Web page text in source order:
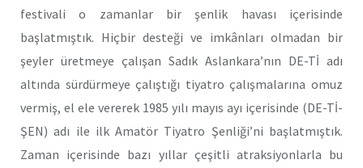
festivali o zamanlar bir şenlik havası içerisinde
başlatmıştık. Hiçbir desteği ve imkânları olmadan bir
şeyler üretmeye çalışan Sadık Aslankara’nın DE-Tİ adı
altında sürdürmeye çalıştığı tiyatro çalışmalarına omuz
vermiş, el ele vererek 1985 yılı mayıs ayı içerisinde (DE-Tİ-
ŞEN) adı ile ilk Amatör Tiyatro Şenliği’ni başlatmıştık.
Zaman içerisinde bazı yıllar çeşitli atraksiyonlarla bu